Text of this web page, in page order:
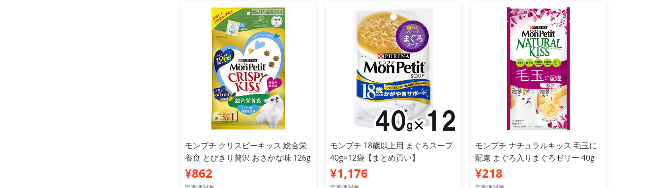
モンプチ クリスピーキッス 総合栄
養食 とびきり贅沢 おさかな味 126g
¥862
モンプチ 18歳以上用 まぐろスープ
40g×12袋【まとめ買い】
¥1,176
モンプチ ナチュラルキッス 毛玉に
配慮 まぐろ入りまぐろゼリー 40g
¥218